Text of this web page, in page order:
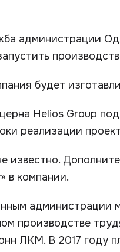
администрации
будет
Helios Group
реализации
известно.
в компании.
администрации
производстве
ЛКМ. В 2017 году